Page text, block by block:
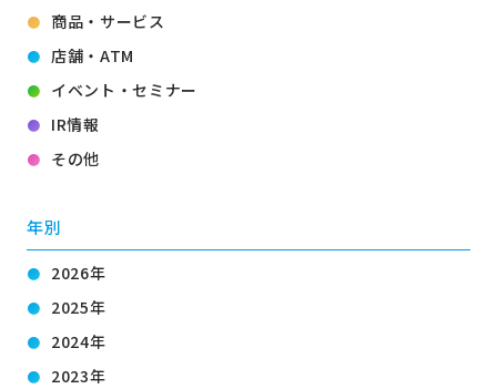
商品・サービス
店舗・ATM
イベント・セミナー
IR情報
その他
年別
2026年
2025年
2024年
2023年